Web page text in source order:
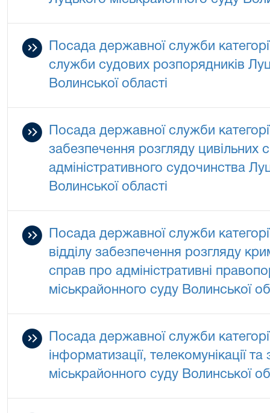
Посада державної служби
служби судових розпорядників
Волинської області
Посада державної служби
забезпечення розгляду цивільних
адміністративного судочинства
Волинської області
Посада державної служби
відділу забезпечення розгляду
справ про адміністративні
міськрайонного суду Волинської
Посада державної служби
інформатизації, телекомунікації
міськрайонного суду Волинської